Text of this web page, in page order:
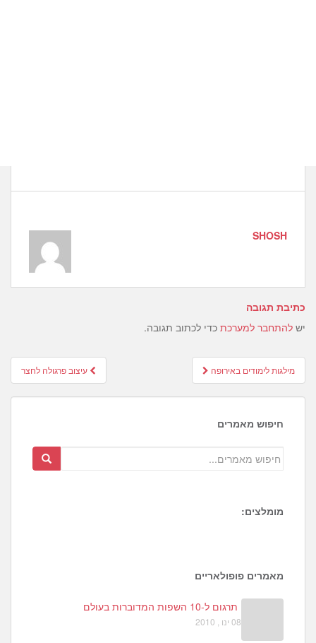
SHOSH
כתיבת תגובה
יש להתחבר למערכת כדי לכתוב תגובה.
Post
navigation
עיצוב פרגולה לחצר מילגות לימודים באירופה
חיפוש מאמרים
מומלצים:
2
מאמרים פופולאריים
תרגום ל-10 השפות המדוברות בעולם
08 ינו , 2010